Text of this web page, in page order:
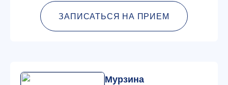
ЗАПИСАТЬСЯ НА ПРИЕМ
Мурзина